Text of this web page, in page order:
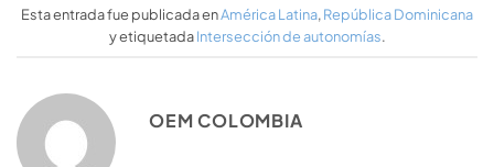
Esta entrada fue publicada enAmérica Latina, República Dominicana
y etiquetadaIntersección de autonomías.
OEM COLOMBIA